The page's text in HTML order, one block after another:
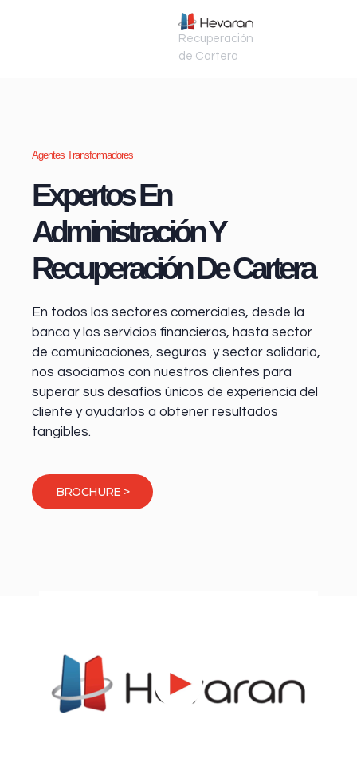
Recuperación
de Cartera
Agentes Transformadores
Expertos En
Administración Y
Recuperación De Cartera
En todos los sectores comerciales, desde la
banca y los servicios financieros, hasta sector
de comunicaciones, seguros y sector solidario,
nos asociamos con nuestros clientes para
superar sus desafíos únicos de experiencia del
cliente y ayudarlos a obtener resultados
tangibles.
BROCHURE >